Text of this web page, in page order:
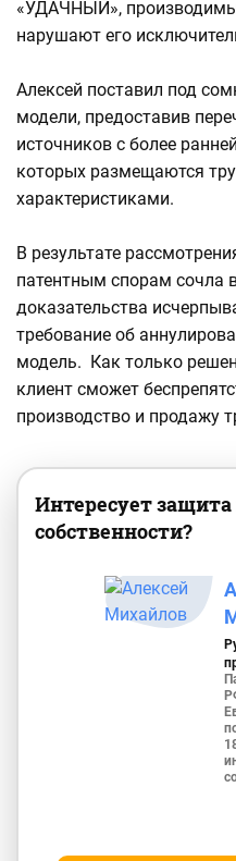
«УДАЧНЫЙ»,
нарушают его
Алексей поставил под
модели, предоставив
источников с более
которых размещаются
характеристиками.
В результате
патентным спорам сочла
доказательства
требование об
модель. Как только
клиент сможет
производство и продажу
Интересует
собственности?